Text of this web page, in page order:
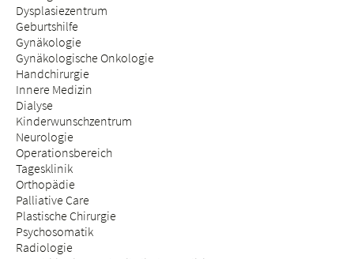
Dysplasiezentrum
Geburtshilfe
Gynäkologie
Gynäkologische Onkologie
Handchirurgie
Innere Medizin
Dialyse
Kinderwunschzentrum
Neurologie
Operationsbereich
Tagesklinik
Orthopädie
Palliative Care
Plastische Chirurgie
Psychosomatik
Radiologie